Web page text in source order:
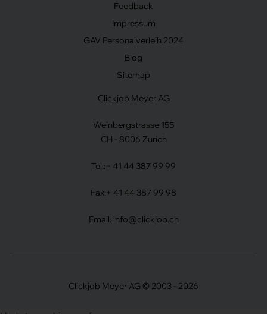
Feedback
Impressum
GAV Personalverleih 2024
Blog
Sitemap
Clickjob Meyer AG
Weinbergstrasse 155
CH - 8006 Zurich
Tel.: + 41 44 387 99 99
Fax: + 41 44 387 99 98
Email: info@clickjob.ch
Clickjob Meyer AG © 2003 - 2026